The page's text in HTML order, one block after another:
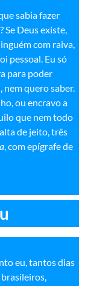
sabia fazer
Deus existe,
com raiva,
pessoal. Eu só
para poder
quero saber.
ou encravo a
que nem todo
de jeito, três
, com epígrafe de
eu, tantos dias